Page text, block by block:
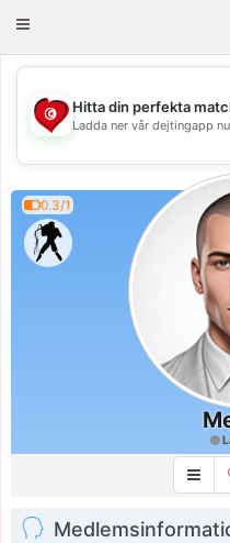
Toggle
💖
💕
Hitta din perfekta
Ladda ner vår dejtingapp
0.3/1